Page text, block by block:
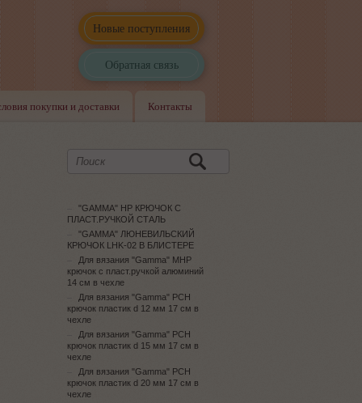
Новые поступления
Обратная связь
покупки и доставки Контакты
"GAMMA" HP КРЮЧОК С
ПЛАСТ.РУЧКОЙ СТАЛЬ
"GAMMA" ЛЮНЕВИЛЬСКИЙ
КРЮЧОК LHK-02 В БЛИСТЕРЕ
Для вязания "Gamma" MHP
крючок с пласт.ручкой алюминий
14 см в чехле
Для вязания "Gamma" PCH
крючок пластик d 12 мм 17 см в
чехле
Для вязания "Gamma" PCH
крючок пластик d 15 мм 17 см в
чехле
Для вязания "Gamma" PCH
крючок пластик d 20 мм 17 см в
чехле